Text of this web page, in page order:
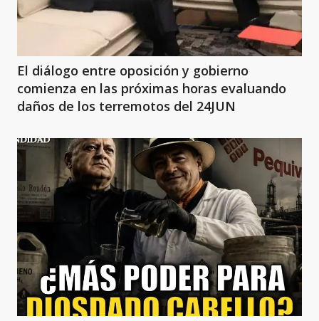
El diálogo entre oposición y gobierno
comienza en las próximas horas evaluando
daños de los terremotos del 24JUN